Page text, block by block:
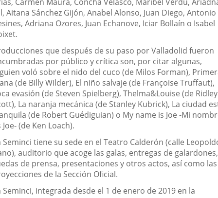
Aitana Sánchez Gijón, Anabel Alonso, Juan Diego, Antonio
Adriana Ozores, Juan Echanove, Iciar Bollaín o Isabel
que después de su paso por Valladolid fueron
por público y crítica son, por citar algunas,
voló sobre el nido del cuco (de Milos Forman),
(de Billy Wilder), El niño salvaje (de Françoise Truffaut),
evasión (de Steven Spielberg), Thelma&Louise (de Ridley
La naranja mecánica (de Stanley Kubrick), La ciudad
(de Robert Guédiguian) o My name is Joe -Mi
Joe- (de Ken Loach).
Seminci tiene su sede en el Teatro Calderón (calle
auditorio que acoge las galas, entregas de galardones,
de prensa, presentaciones y otros actos, así como las
de la Sección Oficial.
Seminci, integrada desde el 1 de enero de 2019 en la